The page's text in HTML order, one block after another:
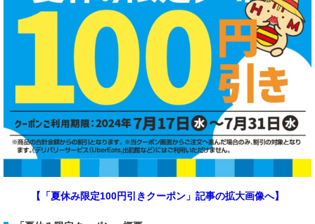
【「夏休み限定100円引きクーポン」記事の拡大画像へ】